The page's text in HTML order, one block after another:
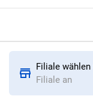
Filiale wählen
Filiale an